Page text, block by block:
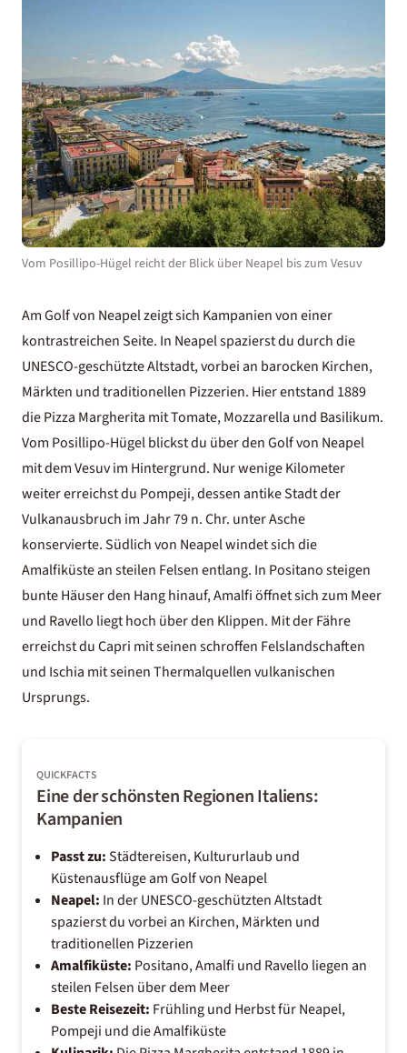
Vom Posillipo-Hügel reicht der Blick über Neapel bis zum Vesuv
Am Golf von Neapel zeigt sich Kampanien von einer
kontrastreichen Seite. In Neapelspazierst du durch die
UNESCO-geschützte Altstadt, vorbei an barocken Kirchen,
Märkten und traditionellen Pizzerien. Hier entstand 1889
die Pizza Margherita mit Tomate, Mozzarella und Basilikum.
Vom Posillipo-Hügel blickst du über den Golf von Neapel
mit dem Vesuv im Hintergrund. Nur wenige Kilometer
weiter erreichst du Pompeji, dessen antike Stadt der
Vulkanausbruch im Jahr 79 n. Chr. unter Asche
konservierte. Südlich von Neapel windet sich die
Amalfiküstean steilen Felsen entlang. In Positano steigen
bunte Häuser den Hang hinauf, Amalfi öffnet sich zum Meer
und Ravello liegt hoch über den Klippen. Mit der Fähre
erreichst duCapri mit seinen schroffen Felslandschaften
und Ischia mit seinen Thermalquellen vulkanischen
Ursprungs.
QUICKFACTS
Eine der schönsten Regionen Italiens:
Kampanien
Passt zu:Städtereisen, Kultururlaub und
Küstenausflüge am Golf von Neapel
Neapel: In der UNESCO-geschützten Altstadt
spazierst du vorbei an Kirchen, Märkten und
traditionellen Pizzerien
Amalfiküste: Positano, Amalfi und Ravello liegen an
steilen Felsen über dem Meer
Beste Reisezeit: Frühling und Herbst für Neapel,
Pompeji und die Amalfiküste